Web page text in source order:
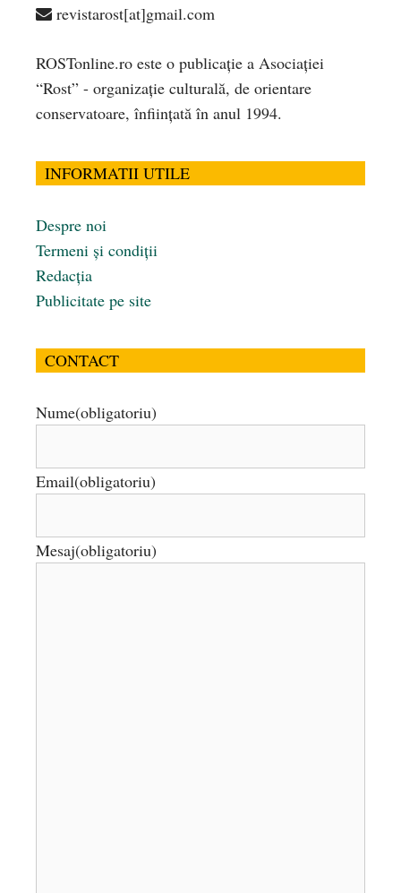
revistarost[at]gmail.com
ROSTonline.ro este o publicaţie a Asociaţiei
“Rost” - organizaţie culturală, de orientare
conservatoare, înfiinţată în anul 1994.
INFORMATII UTILE
Despre noi
Termeni și condiții
Redacția
Publicitate pe site
CONTACT
Nume(obligatoriu)
Email(obligatoriu)
Mesaj(obligatoriu)